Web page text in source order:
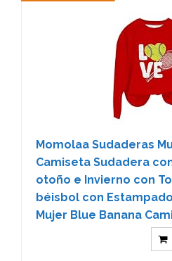
Momolaa Sudaderas
Camiseta Sudadera
otoño e Invierno con
béisbol con
Mujer Blue Banana